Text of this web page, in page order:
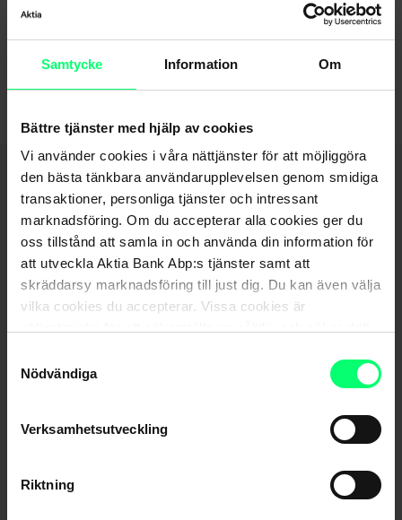
Samtycke Information Om
Bättre tjänster med hjälp av cookies
Vi använder cookies i våra nättjänster för att möjliggöra
den bästa tänkbara användarupplevelsen genom smidiga
transaktioner, personliga tjänster och intressant
marknadsföring. Om du accepterar alla cookies ger du
oss tillstånd att samla in och använda din information för
att utveckla Aktia Bank Abp:s tjänster samt att
skräddarsy marknadsföring till just dig. Du kan även välja
vilka cookies du accepterar. Vissa cookies är
Nödvändiga
Verksamhetsutveckling
Riktning
Grunduppgifter
Emittent NORDEA BANK ABP
Minimiteckning 5 000,00 €
Teckningstidens startdag 12.9.2022
Teckningstidens slutdag